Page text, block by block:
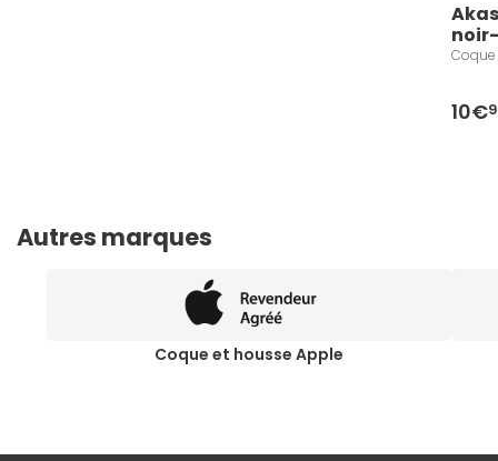
10€
Autres marques
Coque et housse Apple